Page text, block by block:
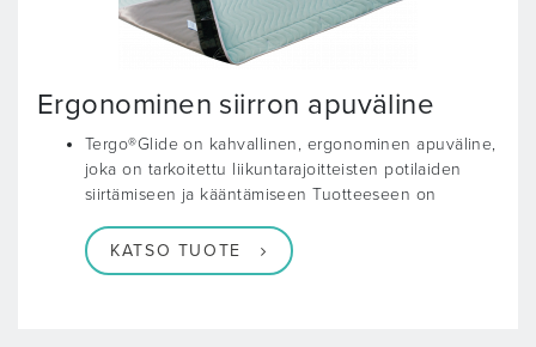
Ergonominen siirron apuväline
Tergo®Glide on kahvallinen, ergonominen apuväline,
joka on tarkoitettu liikuntarajoitteisten potilaiden
siirtämiseen ja kääntämiseen Tuotteeseen on
KATSO TUOTE